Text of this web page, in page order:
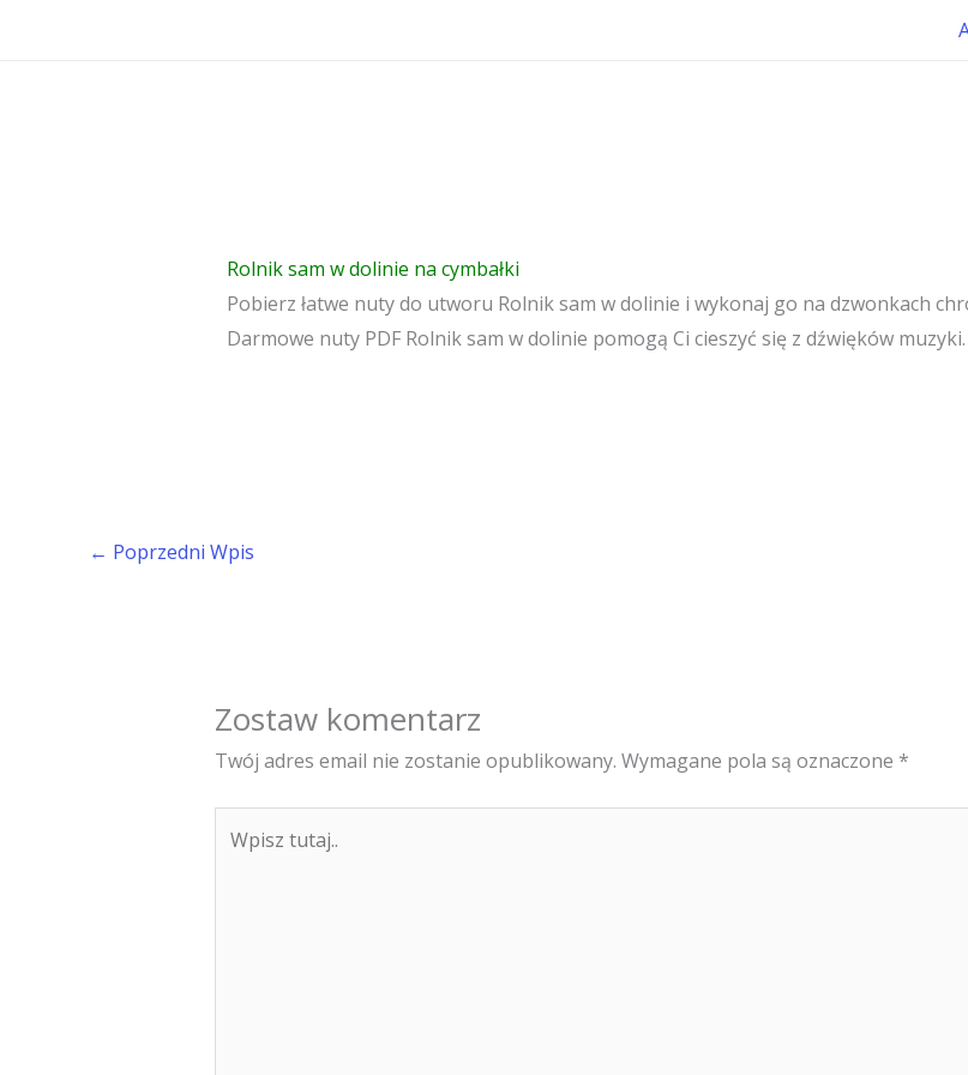
Rolnik sam w dolinie na cymbałki
Pobierz łatwe nuty do utworu Rolnik sam w dolinie i wykonaj go na dzwonkach
Darmowe nuty PDF Rolnik sam w dolinie pomogą Ci cieszyć się z dźwięków muzyki.
← Poprzedni Wpis
Zostaw komentarz
Twój adres email nie zostanie opublikowany. Wymagane pola są oznaczone *
tutaj..